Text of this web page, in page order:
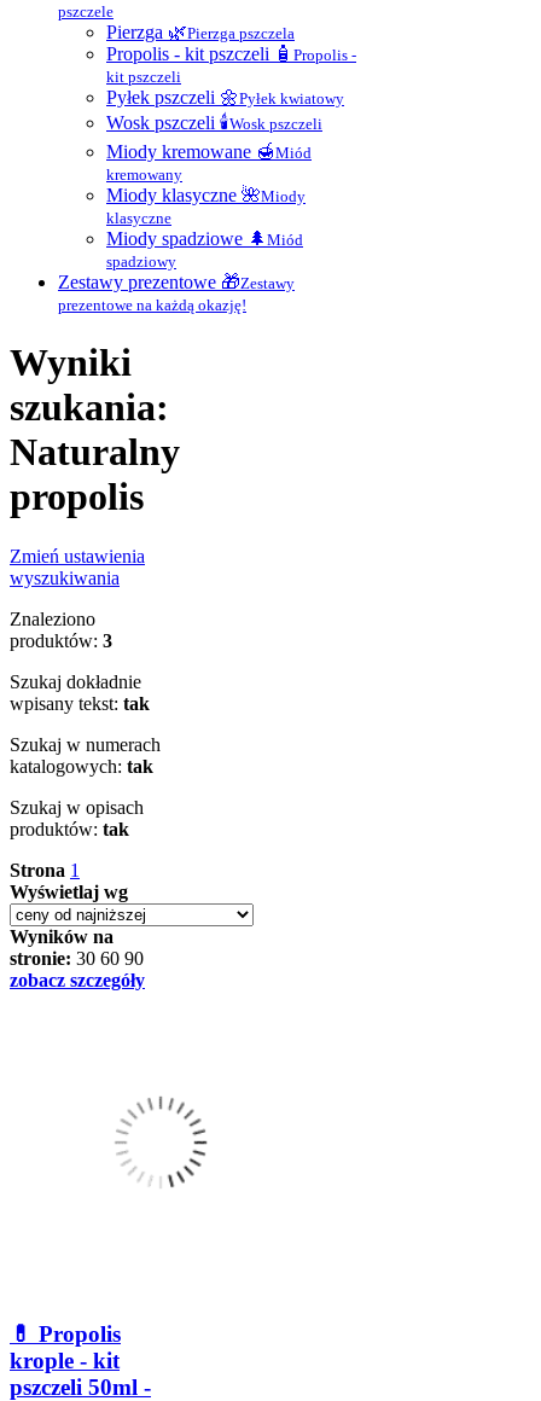
pszczele
Pierzga 🌿Pierzga pszczela
Propolis - kit pszczeli 🧴 Propolis -
kit pszczeli
Pyłek pszczeli 🌼Pyłek kwiatowy
Wosk pszczeli 🕯Wosk pszczeli
Miody kremowane 🍯Miód
kremowany
Miody klasyczne 🌺Miody
klasyczne
Miody spadziowe 🌲 Miód
spadziowy
Zestawy prezentowe 🎁Zestawy
prezentowe na każdą okazję!
Wyniki
szukania:
Naturalny
propolis
Zmień ustawienia
wyszukiwania
Znaleziono
produktów: 3
Szukaj dokładnie
wpisany tekst: tak
Szukaj w numerach
katalogowych: tak
Szukaj w opisach
produktów: tak
Strona 1
Wyświetlaj wg
Wyników na
stronie: 30 60 90
zobacz szczegóły
💊 Propolis
krople - kit
pszczeli 50ml -